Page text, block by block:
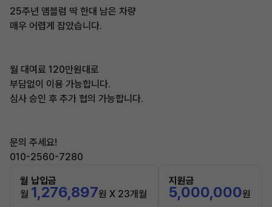
25주년 앰블럼 딱 한대 남은 차량
매우 어렵게 잡았습니다.
월 대여료 120만원대로
부담없이 이용 가능합니다.
심사 승인 후 추가 협의 가능합니다.
문의 주세요!
010-2560-7280
월 납입금
월 1,276,897원 X 23개월
지원금
5,000,000원